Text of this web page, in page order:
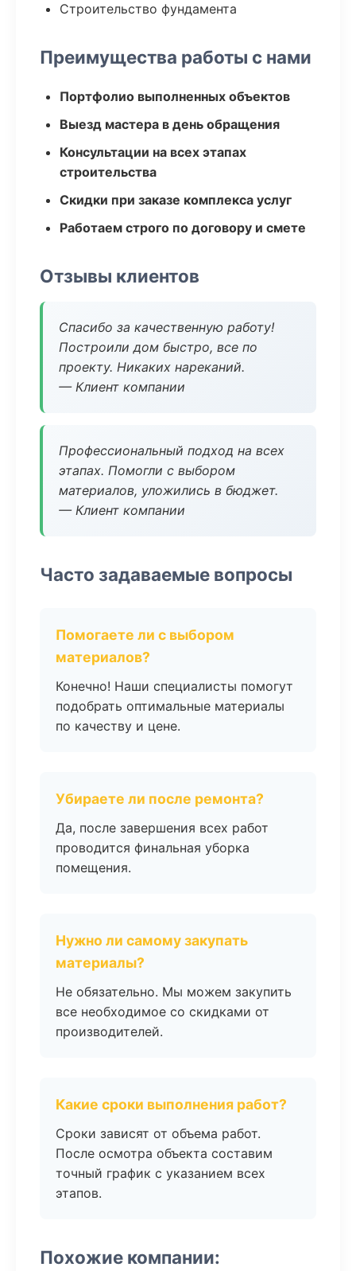
Строительство фундамента
Преимущества работы с нами
Портфолио выполненных объектов
Выезд мастера в день обращения
Консультации на всех этапах
строительства
Скидки при заказе комплекса услуг
Работаем строго по договору и смете
Отзывы клиентов
Спасибо за качественную работу!
Построили дом быстро, все по
проекту. Никаких нареканий.
— Клиент компании
Профессиональный подход на всех
этапах. Помогли с выбором
материалов, уложились в бюджет.
— Клиент компании
Часто задаваемые вопросы
Помогаете ли с выбором
материалов?
Конечно! Наши специалисты помогут
подобрать оптимальные материалы
по качеству и цене.
Убираете ли после ремонта?
Да, после завершения всех работ
проводится финальная уборка
помещения.
Нужно ли самому закупать
материалы?
Не обязательно. Мы можем закупить
все необходимое со скидками от
производителей.
Какие сроки выполнения работ?
Сроки зависят от объема работ.
После осмотра объекта составим
точный график с указанием всех
этапов.
Похожие компании: